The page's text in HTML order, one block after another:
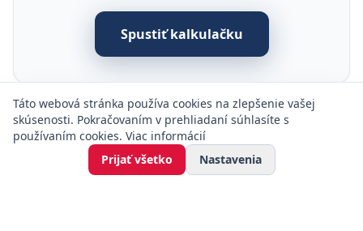
Spustiť kalkulačku
Táto webová stránka používa cookies na zlepšenie vašej
skúsenosti. Pokračovaním v prehliadaní súhlasíte s
používaním cookies. Viac informácií
Prijať všetko
Nastavenia